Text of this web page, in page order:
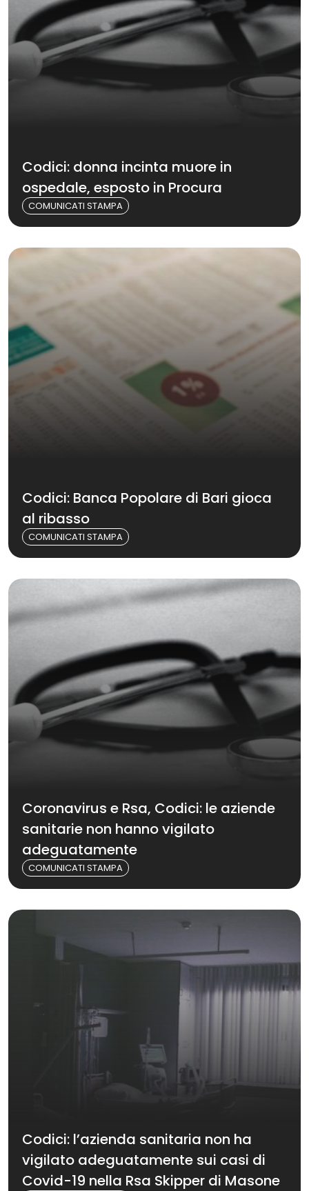
Codici: donna incinta muore in
ospedale, esposto in Procura
COMUNICATI STAMPA
Codici: Banca Popolare di Bari gioca
al ribasso
COMUNICATI STAMPA
Coronavirus e Rsa, Codici: le aziende
sanitarie non hanno vigilato
adeguatamente
COMUNICATI STAMPA
Codici: l’azienda sanitaria non ha
vigilato adeguatamente sui casi di
Covid-19 nella Rsa Skipper di Masone